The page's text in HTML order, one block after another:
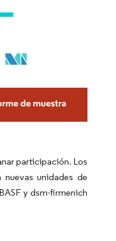
participación. Los
unidades de
y dsm-firmenich